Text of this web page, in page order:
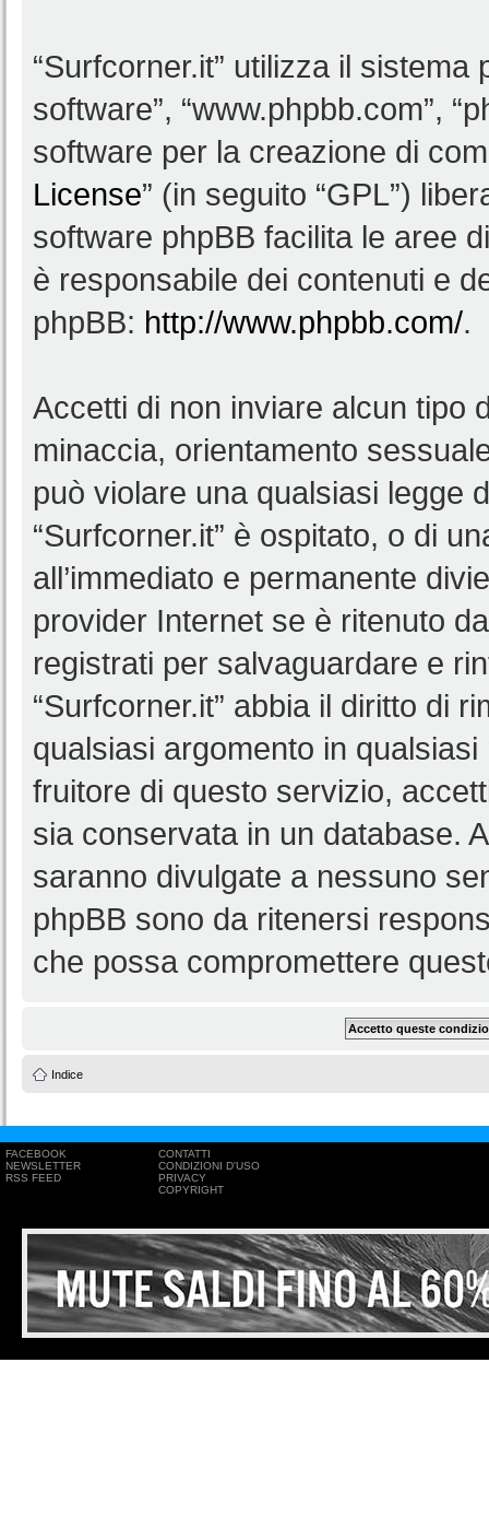
“Surfcorner.it” utilizza il sistema
software”, “www.phpbb.com”,
software per la creazione di
License” (in seguito “GPL”)
software phpBB facilita le aree
è responsabile dei contenuti e
phpBB: http://www.phpbb.com/.
Accetti di non inviare alcun tipo
minaccia, orientamento
può violare una qualsiasi legge
“Surfcorner.it” è ospitato, o di
all’immediato e permanente
provider Internet se è ritenuto
registrati per salvaguardare e
“Surfcorner.it” abbia il diritto di
qualsiasi argomento in
fruitore di questo servizio,
sia conservata in un database.
saranno divulgate a nessuno
phpBB sono da ritenersi
che possa compromettere
Indice
FACEBOOK
NEWSLETTER
RSS FEED
CONTATTI
CONDIZIONI D'USO
PRIVACY
COPYRIGHT